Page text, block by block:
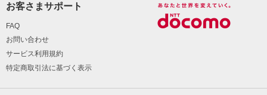
お客さまサポート
FAQ
お問い合わせ
サービス利用規約
特定商取引法に基づく表示